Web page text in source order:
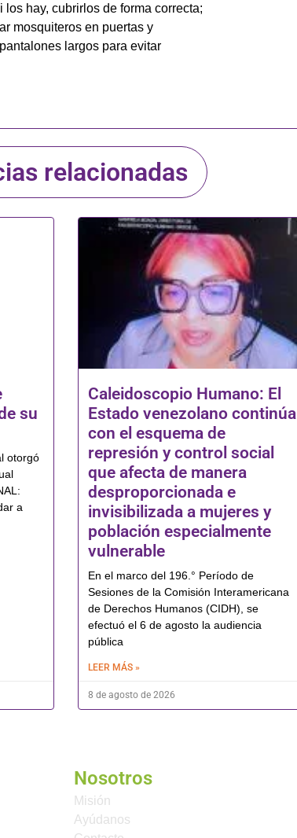
hay, cubrirlos de forma correcta;
mosquiteros en puertas y
largos para evitar
relacionadas
su
otorgó
a
Caleidoscopio Humano: El
Estado venezolano continúa
con el esquema de
represión y control social
que afecta de manera
desproporcionada e
invisibilizada a mujeres y
población especialmente
vulnerable
En el marco del 196.° Período de
Sesiones de la Comisión Interamericana
de Derechos Humanos (CIDH), se
efectuó el 6 de agosto la audiencia
pública
LEER MÁS »
8 de agosto de 2026
Nosotros
Misión
Ayúdanos